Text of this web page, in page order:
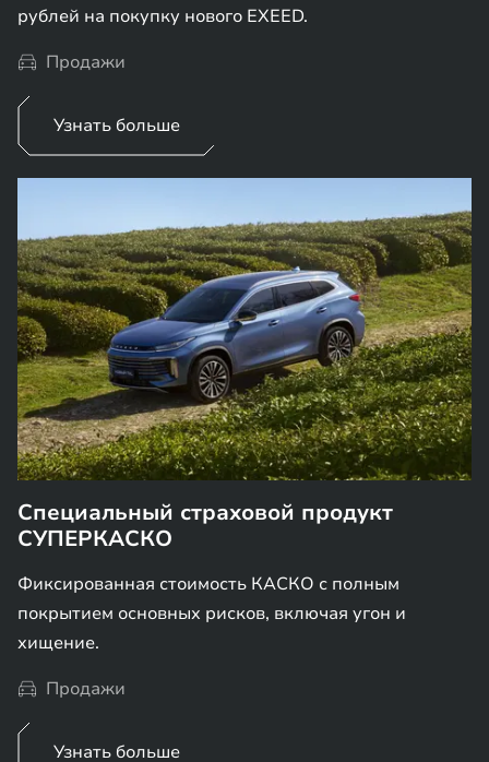
рублей на покупку нового EXEED.
Продажи
Узнать больше
Специальный страховой продукт
СУПЕРКАСКО
Фиксированная стоимость КАСКО с полным
покрытием основных рисков, включая угон и
хищение.
Продажи
Узнать больше